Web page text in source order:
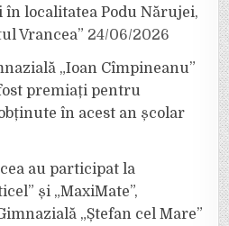
în localitatea Podu Nărujei,
Vrancea” 24/06/2026
„Ioan Cîmpineanu”
premiați pentru
în acest an școlar
au participat la
și „MaxiMate”,
„Ștefan cel Mare”